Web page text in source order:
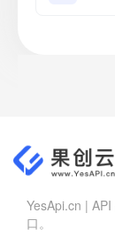
YesApi.cn |
口。